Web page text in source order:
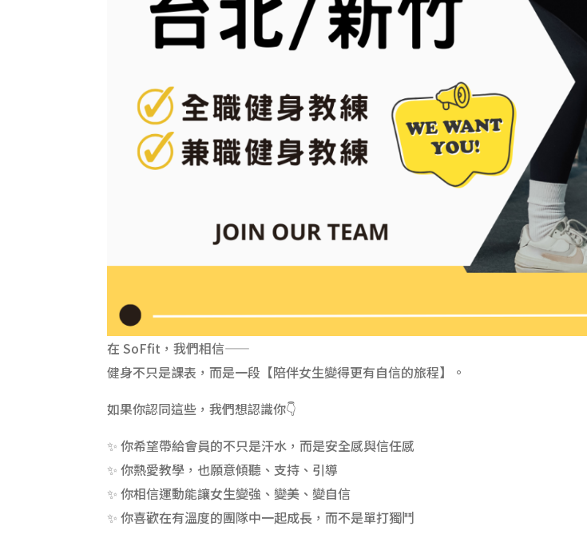
在 SoFfit，我們相信——
健身不只是課表，而是一段【陪伴女生變得更有自信的旅程】。
如果你認同這些，我們想認識你👇
✨ 你希望帶給會員的不只是汗水，而是安全感與信任感
✨ 你熱愛教學，也願意傾聽、支持、引導
✨ 你相信運動能讓女生變強、變美、變自信
✨ 你喜歡在有溫度的團隊中一起成長，而不是單打獨鬥